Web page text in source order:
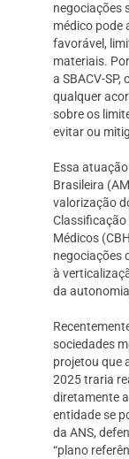
negociações
médico pode
favorável,
materiais.
a SBACV-
qualquer
sobre os
evitar ou
Essa
Brasileira
valorização
Médicos
negociações
à
da
sociedades
projetou que
2025 traria
diretamente
entidade se
da ANS,
“plano